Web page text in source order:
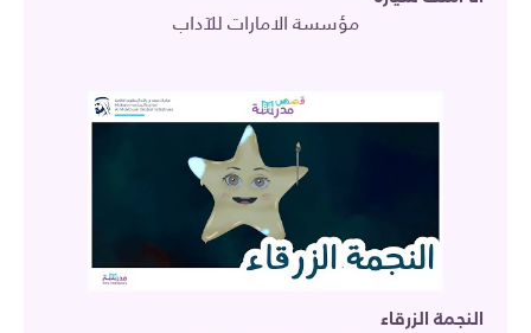
مؤسسة الامارات للآداب
النجمة الزرقاء